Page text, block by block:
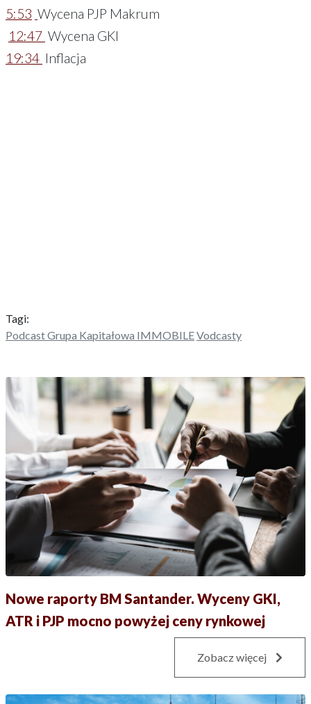
5:53 Wycena PJP Makrum
12:47 Wycena GKI
19:34 Inflacja
Tagi:
Podcast Grupa Kapitałowa IMMOBILEVodcasty
Nowe raporty BM Santander. Wyceny GKI,
ATR i PJP mocno powyżej ceny rynkowej
Zobacz więcej